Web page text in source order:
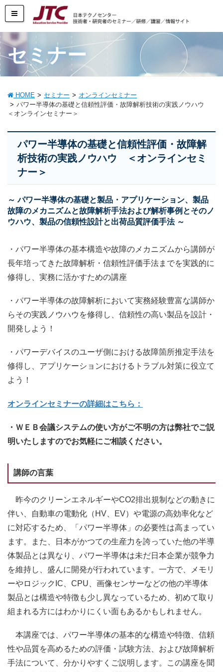
セミナー
HOME セミナー
オンラインセミナー
パワー半導体の基礎と信頼性評価・故障解析技術の実践ノウハウ
＜オンラインセミナー＞
パワー半導体の基礎と信頼性評価・故障解
析技術の実践ノウハウ ＜オンラインセミ
ナー＞
～ パワー半導体の基礎と製品・アプリケーション、製品
故障のメカニズムと故障解析手法および解析事例とそのノ
ウハウ、製品の信頼性設計と出荷品質評価手法 ～
・パワー半導体の基本構造や故障のメカニズムから講師が
長年培ってきた故障解析・信頼性評価手法までを実践的に
修得し、実務に活かすための講座
・パワー半導体の故障解析において実務経験豊富な講師か
らその実践ノウハウを修得し、信頼性の高い製品を設計・
開発しよう！
・パワーデバイスのユーザ側における故障箇所推定手法を
修得し、アプリケーションにおけるトラブル対策に役立て
よう！
オンラインセミナーの詳細はこちら：
・ＷＥＢ会議システムの使い方がご不明の方は弊社でご説
明いたしますのでお気軽にご相談ください。
講師の言葉
昨今のクリーンエネルギーやCO2排出規制などの動きに
伴い、自動車の電動化（HV、EV）や電源の高効率化など
に対応するため、「パワー半導体」の必要性は高まってい
ます。また、日本がかつての生産力を誇っていた他の半導
体製品とは異なり、パワー半導体は未だ日本企業が競争力
を維持し、盛んに開発が行われています。一方で、メモリ
ーやロジックIC、CPU、画像センサーなどの他の半導体
製品とは構造や特徴も少し異なっているため、初めて取り
組まれる方にはわかりにくい面もあるかもしれません。
本講座では、パワー半導体の基本的な構造や特徴、信頼
性や品質を高めるための評価・試験方法、および故障解析
手法について、分かりやすくご説明します。この講座を聞